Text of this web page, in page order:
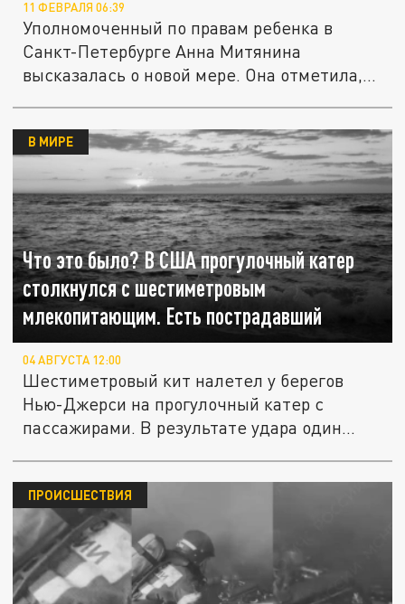
11 ФЕВРАЛЯ 06:39
Уполномоченный по правам ребенка в
Санкт-Петербурге Анна Митянина
высказалась о новой мере. Она отметила,
Что это было? В США прогулочный катер
столкнулся с шестиметровым
млекопитающим. Есть пострадавший
В МИРЕ
04 АВГУСТА 12:00
Шестиметровый кит налетел у берегов
Нью-Джерси на прогулочный катер с
пассажирами. В результате удара один...
ПРОИСШЕСТВИЯ